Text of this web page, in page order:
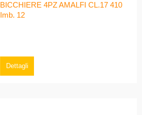
BICCHIERE 4PZ AMALFI CL.17 410
Imb. 12
Dettagli